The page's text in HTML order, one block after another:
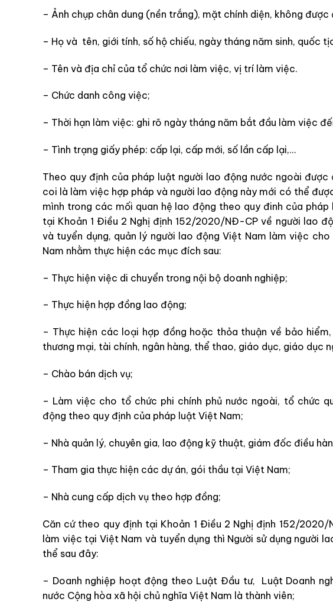
– Ảnh chụp chân dung (nền trắng), mặt chính diện, không
– Họ và tên, giới tính, số hộ chiếu, ngày tháng năm sinh, quốc
– Tên và địa chỉ của tổ chức nơi làm việc, vị trí làm việc.
– Chức danh công việc;
– Thời hạn làm việc: ghi rõ ngày tháng năm bắt đầu làm việc
– Tình trạng giấy phép: cấp lại, cấp mới, số lần cấp lại,…
Theo quy định của pháp luật người lao động nước ngoài
coi là làm việc hợp pháp và người lao động này mới có thể
mình trong các mối quan hệ lao động theo quy đinh của
tại Khoản 1 Điều 2 Nghị định 152/2020/NĐ-CP về người lao
và tuyển dụng, quản lý người lao động Việt Nam làm việc
Nam nhằm thực hiện các mục đích sau:
– Thực hiện việc di chuyển trong nội bộ doanh nghiệp;
– Thực hiện hợp đồng lao động;
– Thực hiện các loại hợp đồng hoặc thỏa thuận về bảo
thương mại, tài chính, ngân hàng, thể thao, giáo dục, giáo dục
– Chào bán dịch vụ;
– Làm việc cho tổ chức phi chính phủ nước ngoài, tổ chức
động theo quy định của pháp luật Việt Nam;
– Nhà quản lý, chuyên gia, lao động kỹ thuật, giám đốc điều
– Tham gia thực hiện các dự án, gói thầu tại Việt Nam;
– Nhà cung cấp dịch vụ theo hợp đồng;
Căn cứ theo quy định tại Khoản 1 Điều 2 Nghị định 152/
làm việc tại Việt Nam và tuyển dụng thì Người sử dụng người
thể sau đây:
– Doanh nghiệp hoạt động theo Luật Đầu tư, Luật Doanh
nước Cộng hòa xã hội chủ nghĩa Việt Nam là thành viên;